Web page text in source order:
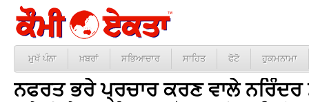
ਮੁਖੱ ਪੰਨਾ ਖ਼ਬਰਾਂ ਸਭਿਆਚਾਰ ਸਾਹਿਤ ਫੋਟੋ ਹੁਕਮਨਾਮਾ
ਨਫਰਤ ਭਰੇ ਪ੍ਰਚਾਰ ਕਰਣ ਵਾਲੇ ਨਰਿੰਦਰ